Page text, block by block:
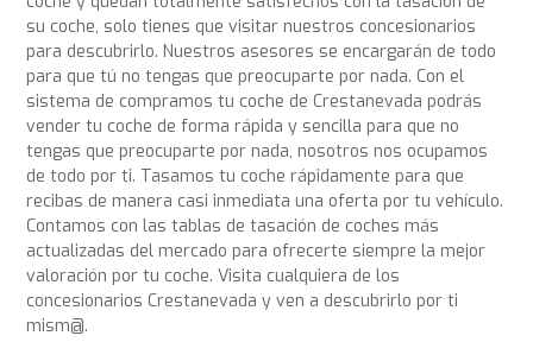
su coche, solo tienes que visitar nuestros concesionarios
para descubrirlo. Nuestros asesores se encargarán de todo
para que tú no tengas que preocuparte por nada. Con el
sistema de compramos tu coche de Crestanevada podrás
vender tu coche de forma rápida y sencilla para que no
tengas que preocuparte por nada, nosotros nos ocupamos
de todo por ti. Tasamos tu coche rápidamente para que
recibas de manera casi inmediata una oferta por tu vehículo.
Contamos con las tablas de tasación de coches más
actualizadas del mercado para ofrecerte siempre la mejor
valoración por tu coche. Visita cualquiera de los
concesionarios Crestanevada y ven a descubrirlo por ti
mism@.